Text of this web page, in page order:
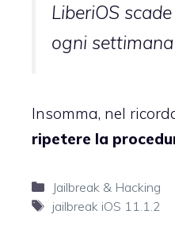
LiberiOS
ogni
Insomma, nel
ripetere la
Categorie
Jailbreak & Hacking
Tag
jailbreak iOS 11.1.2